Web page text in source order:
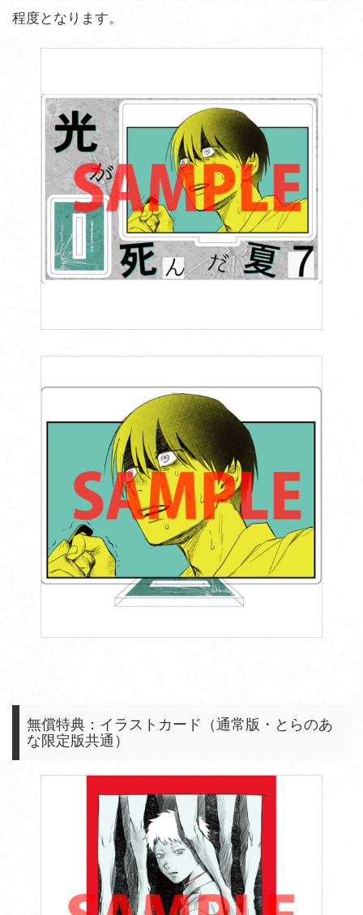
程度となります。
無償特典：イラストカード（通常版・とらのあ
な限定版共通）